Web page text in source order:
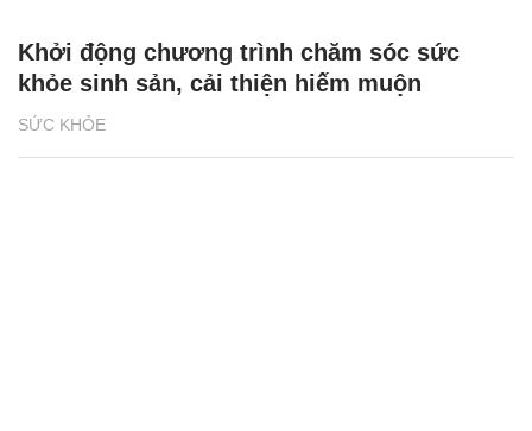
SỨC KHỎE
Khởi động chương trình chăm sóc sức
khỏe sinh sản, cải thiện hiếm muộn